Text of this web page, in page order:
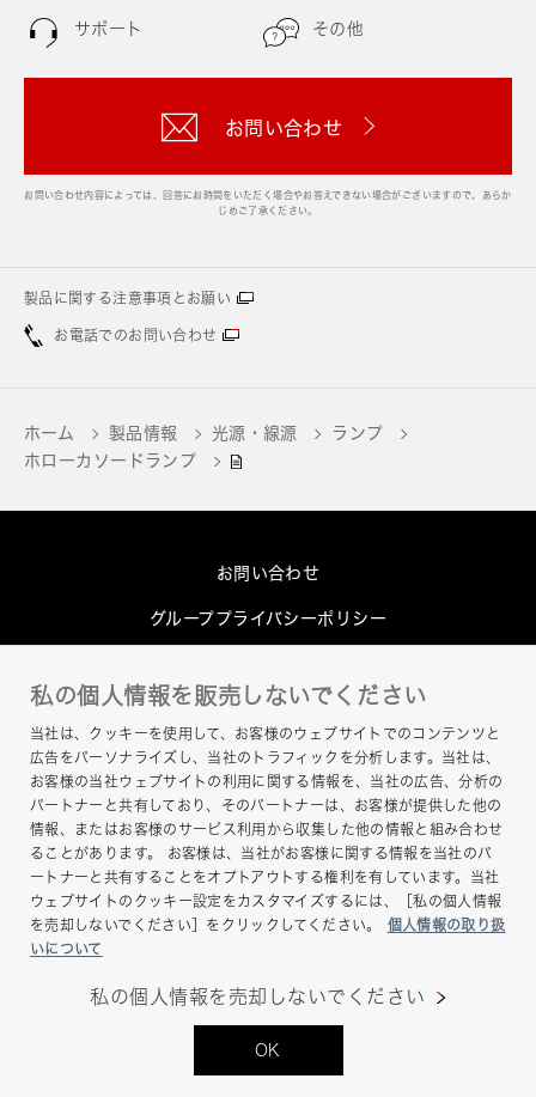
サポート その他
お問い合わせ
お問い合わせ内容によっては、回答にお時間をいただく場合やお答えできない場合がございますので、あらか
じめご了承ください。
製品に関する注意事項とお願い
お電話でのお問い合わせ
ホーム 製品情報 光源・線源
ランプ
ホローカソードランプ
お問い合わせ
グループプライバシーポリシー
このサイトについて
ヘルプ
サイトマップ
Copyright © Hamamatsu Photonics K.K. and its
affiliates. All Rights Reserved.
私の個人情報を販売しないでください
当社は、クッキーを使用して、お客様のウェブサイトでのコンテンツと
広告をパーソナライズし、当社のトラフィックを分析します。当社は、
お客様の当社ウェブサイトの利用に関する情報を、当社の広告、分析の
パートナーと共有しており、そのパートナーは、お客様が提供した他の
情報、またはお客様のサービス利用から収集した他の情報と組み合わせ
ることがあります。 お客様は、当社がお客様に関する情報を当社のパ
ートナーと共有することをオプトアウトする権利を有しています。当社
ウェブサイトのクッキー設定をカスタマイズするには、［私の個人情報
を売却しないでください］をクリックしてください。
個人情報の取り扱
いについて
私の個人情報を売却しないでください
OK